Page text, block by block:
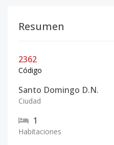
Resumen
2362
Código
Santo Domingo D.N.
Ciudad
1
Habitaciones